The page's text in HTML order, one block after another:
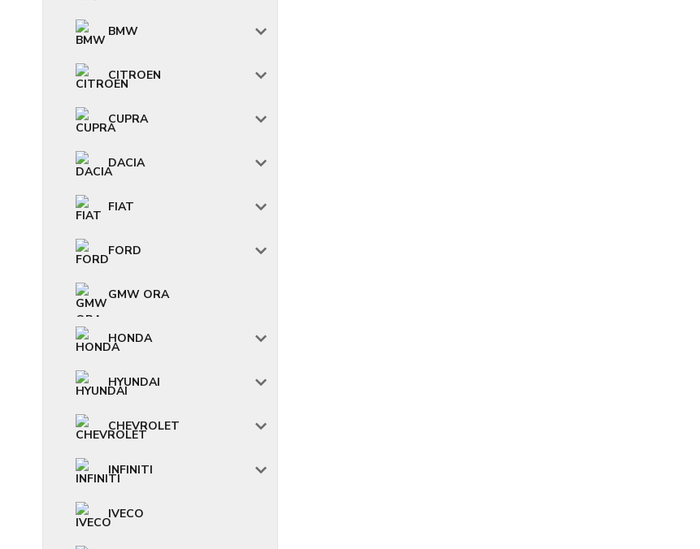
BMW
CITROEN
CUPRA
DACIA
FIAT
FORD
GMW ORA
HONDA
HYUNDAI
CHEVROLET
INFINITI
IVECO